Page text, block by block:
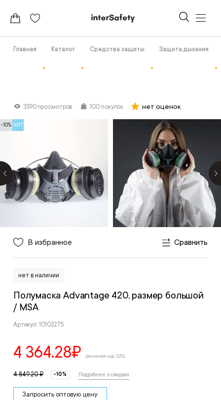
Главная Каталог Средства защиты Защита дыхания
3390 просмотров 100 покупок нет оценок
-10% ХИТ
В избранное Сравнить
нет в наличии
Полумаска Advantage 420, размер большой
/ MSA
Артикул: 10102275
4 364.28₽ (включая ндс 22%)
4 849.20 ₽ -10% Подробнее о скидках
Запросить оптовую цену